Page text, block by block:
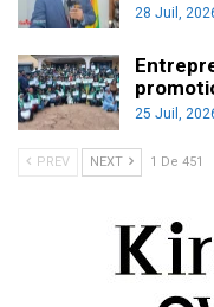
28 Juil,
25 Juil,
PREV NEXT 1 De 451